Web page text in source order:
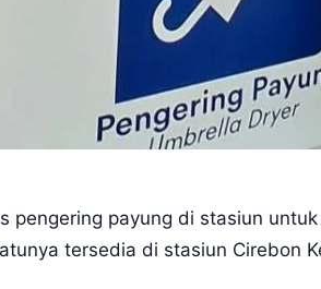
pengering payung di stasiun
tersedia di stasiun Cirebon